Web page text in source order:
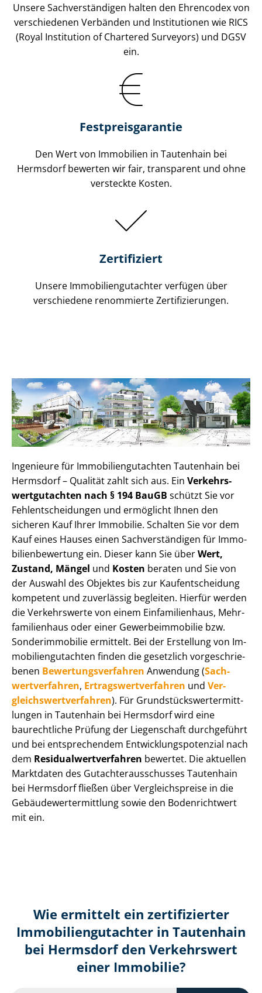
Unsere Sach­ver­stän­di­gen halten den Ehrencodex von
verschiedenen Verbänden und Institutionen wie RICS
(Royal Institution of Chartered Surveyors) und DGSV
ein.
Festpreis​garantie
Den Wert von Immobilien in Tautenhain bei
Hermsdorf bewerten wir fair, transparent und ohne
versteckte Kosten.
Zertifiziert
Unsere Immobilien­gutachter verfügen über
verschiedene renommierte Zer­ti­fi­zie­run­gen.
Ingenieure für Im­mo­bi­li­en­gut­ach­ten Tautenhain bei
Hermsdorf – Qualität zahlt sich aus. Ein Ver­kehrs­
wert­gut­ach­ten nach § 194 BauGB schützt Sie vor
Fehl­ent­schei­dun­gen und ermöglicht Ihnen den
sicheren Kauf Ihrer Immobilie. Schalten Sie vor dem
Kauf eines Hauses einen Sach­ver­stän­di­gen für Im­mo­
bi­li­en­be­wer­tung ein. Dieser kann Sie überWert,
Zustand, Mängel und Kosten beraten und Sie von
der Auswahl des Objektes bis zur Kauf­ent­schei­dung
kompetent und zuverlässig begleiten. Hierfür werden
die Verkehrswerte von einem Einfamilienhaus, Mehr­
fa­mi­li­en­haus oder einer Ge­wer­be­im­mo­bi­lie bzw.
Sonderimmobilie ermittelt. Bei der Erstellung von Im­
mo­bi­li­en­gut­ach­ten finden die gesetzlich vor­ge­schrie­
be­nen Be­wer­tungs­ver­fah­ren Anwendung (Sach­
wert­ver­fah­ren, Er­trags­wert­ver­fah­ren und Ver­
gleichs­wert­ver­fah­ren). Für Grund­stücks­wert­ermitt­
lun­gen in Tautenhain bei Hermsdorf wird eine
baurechtliche Prüfung der Liegenschaft durchgeführt
und bei entsprechendem Ent­wick­lungs­po­ten­zi­al nach
dem Re­si­du­al­wert­ver­fah­ren bewertet. Die aktuellen
Marktdaten des Gut­ach­ter­aus­schus­ses Tautenhain
bei Hermsdorf fließen über Ver­gleichs­prei­se in die
Ge­bäu­de­wert­ermitt­lung sowie den Bodenrichtwert
mit ein.
Wie ermittelt ein zertifizierter
Immobilien­gutachter in Tautenhain
bei Hermsdorf den Verkehrswert
einer Immobilie?